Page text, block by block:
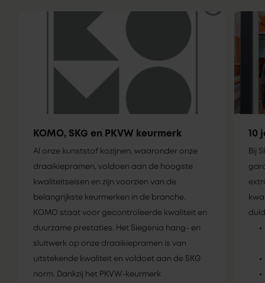
KOMO, SKG en PKVW keurmerk
Al onze kunststof kozijnen, waaronder onze
draaikiepramen, voldoen aan de hoogste
kwaliteitseisen en zijn voorzien van de
belangrijkste keurmerken in de branche.
KOMO staat voor gecontroleerde kwaliteit en
duurzame prestaties. Het Siegenia hang- en
sluitwerk op onze draaikiepramen is van
uitstekende kwaliteit en voldoet aan de SKG
norm. Dankzij het PKVW-keurmerk
10
Bij